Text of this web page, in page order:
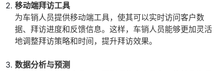
移动端拜访工具
为车销人员提供移动端工具，使其可以实时访问客户数
据、拜访进度和反馈信息。这样，车销人员能够更加灵活
地调整拜访策略和时间，提升拜访效果。
数据分析与预测